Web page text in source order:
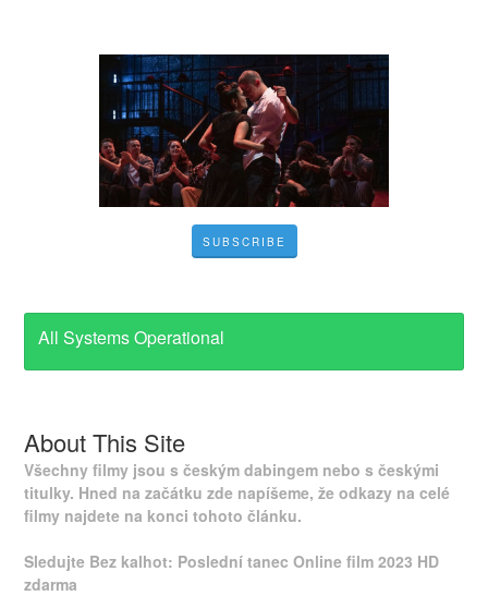
SUBSCRIBE
All Systems Operational
About This Site
Všechny filmy jsou s českým dabingem nebo s českými
titulky. Hned na začátku zde napíšeme, že odkazy na celé
filmy najdete na konci tohoto článku.
Sledujte Bez kalhot: Poslední tanec Online film 2023 HD
zdarma